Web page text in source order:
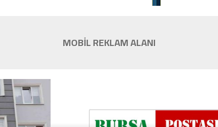
MOBİL REKLAM ALANI